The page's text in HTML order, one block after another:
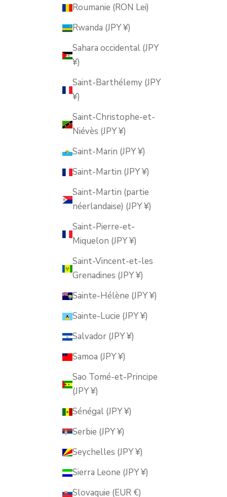
Roumanie (RON Lei)
Rwanda (JPY ¥)
Sahara occidental (JPY
¥)
Saint-Barthélemy (JPY
¥)
Saint-Christophe-et-
Niévès (JPY ¥)
Saint-Marin (JPY ¥)
Saint-Martin (JPY ¥)
Saint-Martin (partie
néerlandaise) (JPY ¥)
Saint-Pierre-et-
Miquelon (JPY ¥)
Saint-Vincent-et-les
Grenadines (JPY ¥)
Sainte-Hélène (JPY ¥)
Sainte-Lucie (JPY ¥)
Salvador (JPY ¥)
Samoa (JPY ¥)
Sao Tomé-et-Principe
(JPY ¥)
Sénégal (JPY ¥)
Serbie (JPY ¥)
Seychelles (JPY ¥)
Sierra Leone (JPY ¥)
Slovaquie (EUR €)